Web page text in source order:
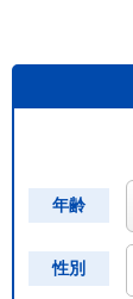
年齢
性別